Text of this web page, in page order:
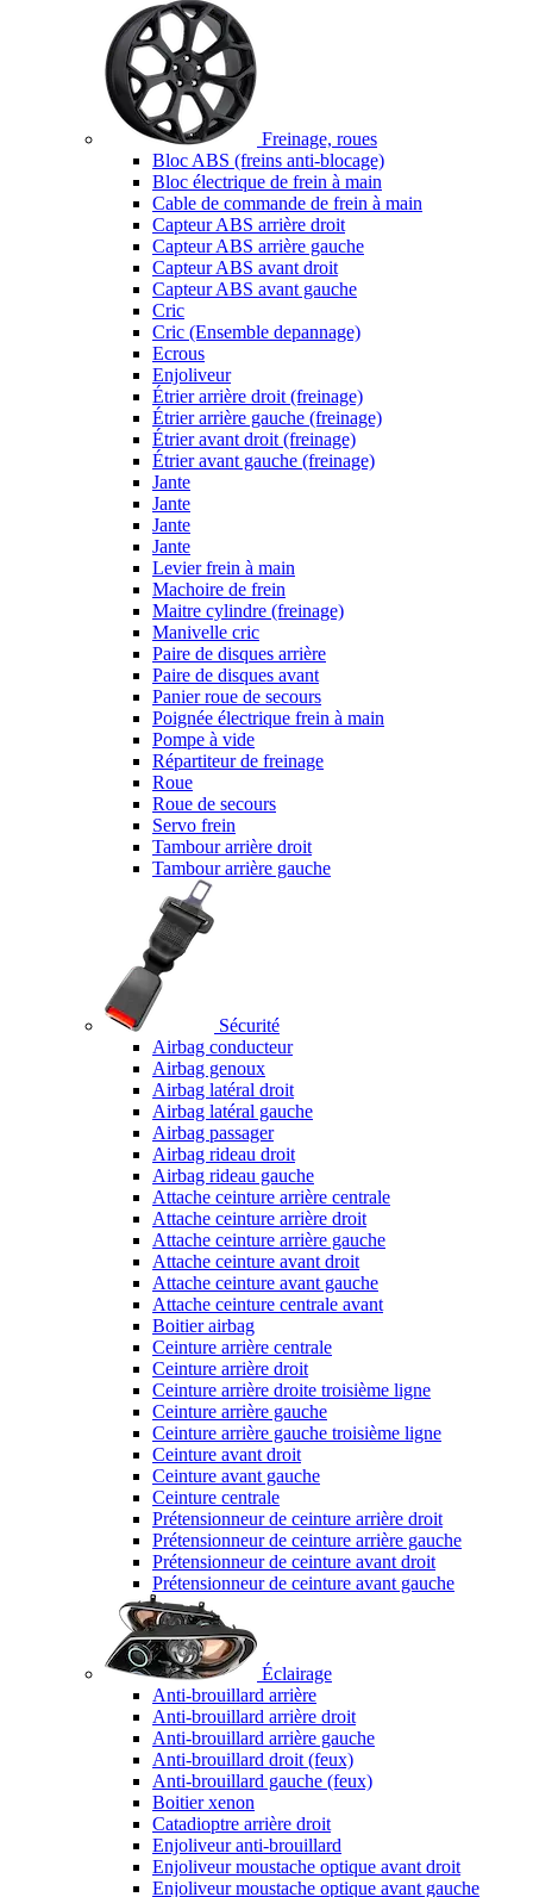
Freinage, roues
Bloc ABS (freins anti-blocage)
Bloc électrique de frein à main
Cable de commande de frein à main
Capteur ABS arrière droit
Capteur ABS arrière gauche
Capteur ABS avant droit
Capteur ABS avant gauche
Cric
Cric (Ensemble depannage)
Ecrous
Enjoliveur
Étrier arrière droit (freinage)
Étrier arrière gauche (freinage)
Étrier avant droit (freinage)
Étrier avant gauche (freinage)
Jante
Jante
Jante
Jante
Levier frein à main
Machoire de frein
Maitre cylindre (freinage)
Manivelle cric
Paire de disques arrière
Paire de disques avant
Panier roue de secours
Poignée électrique frein à main
Pompe à vide
Répartiteur de freinage
Roue
Roue de secours
Servo frein
Tambour arrière droit
Tambour arrière gauche
Sécurité
Airbag conducteur
Airbag genoux
Airbag latéral droit
Airbag latéral gauche
Airbag passager
Airbag rideau droit
Airbag rideau gauche
Attache ceinture arrière centrale
Attache ceinture arrière droit
Attache ceinture arrière gauche
Attache ceinture avant droit
Attache ceinture avant gauche
Attache ceinture centrale avant
Boitier airbag
Ceinture arrière centrale
Ceinture arrière droit
Ceinture arrière droite troisième ligne
Ceinture arrière gauche
Ceinture arrière gauche troisième ligne
Ceinture avant droit
Ceinture avant gauche
Ceinture centrale
Prétensionneur de ceinture arrière droit
Prétensionneur de ceinture arrière gauche
Prétensionneur de ceinture avant droit
Prétensionneur de ceinture avant gauche
Éclairage
Anti-brouillard arrière
Anti-brouillard arrière droit
Anti-brouillard arrière gauche
Anti-brouillard droit (feux)
Anti-brouillard gauche (feux)
Boitier xenon
Catadioptre arrière droit
Enjoliveur anti-brouillard
Enjoliveur moustache optique avant droit
Enjoliveur moustache optique avant gauche